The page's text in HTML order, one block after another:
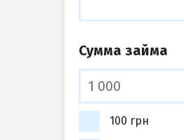
Сумма займа
100 грн